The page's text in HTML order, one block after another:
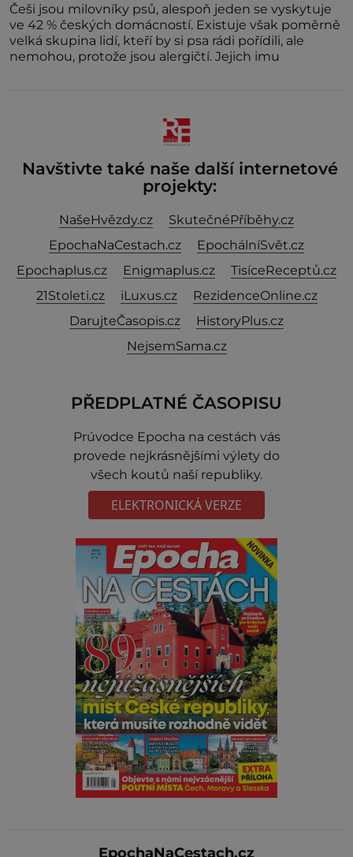
Češi jsou milovníky psů, alespoň jeden se vyskytuje
ve 42 % českých domácností. Existuje však poměrně
velká skupina lidí, kteří by si psa rádi pořídili, ale
nemohou, protože jsou alergičtí. Jejich imu
Navštivte také naše další internetové
projekty:
NašeHvězdy.cz
SkutečnéPříběhy.cz
EpochaNaCestach.cz
EpochálníSvět.cz
Epochaplus.cz
Enigmaplus.cz
TisíceReceptů.cz
21Stoleti.cz
iLuxus.cz
RezidenceOnline.cz
DarujteČasopis.cz
HistoryPlus.cz
NejsemSama.cz
PŘEDPLATNÉ ČASOPISU
Prúvodce Epocha na cestách vás
provede nejkrásnějšími výlety do
všech koutů naší republiky.
ELEKTRONICKÁ VERZE
EpochaNaCestach.cz